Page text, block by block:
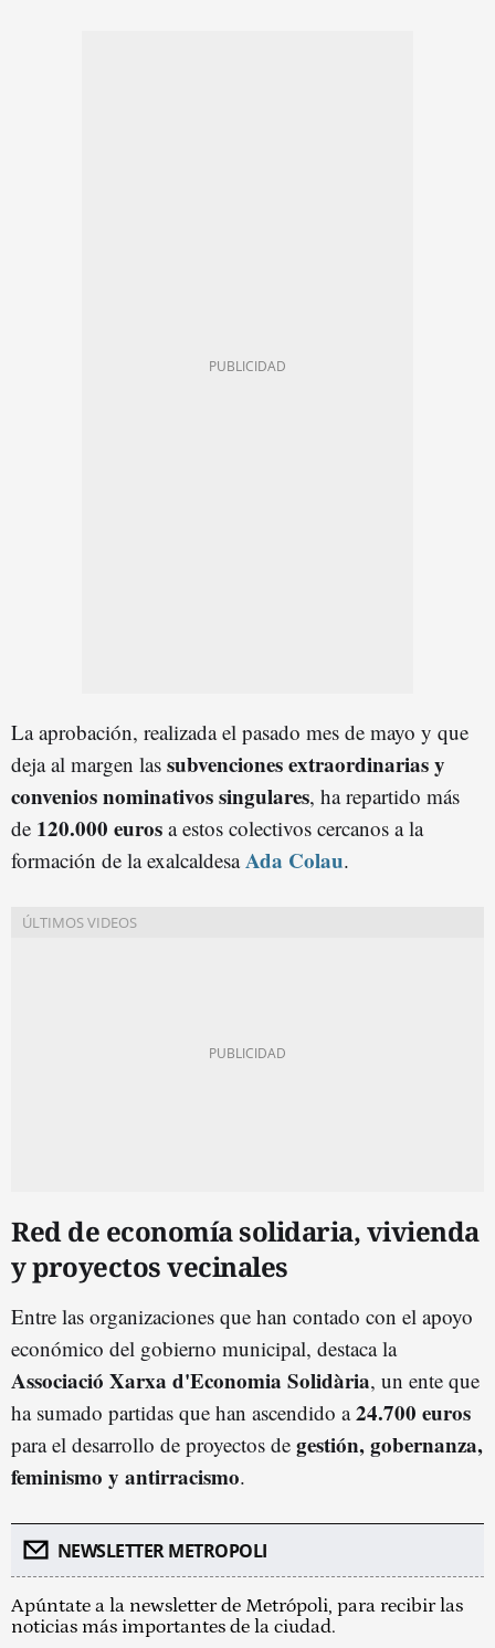
La aprobación, realizada el pasado mes de mayo y que
deja al margen las subvenciones extraordinarias y
convenios nominativos singulares, ha repartido más
de 120.000 euros a estos colectivos cercanos a la
formación de la exalcaldesaAda Colau.
Red de economía solidaria, vivienda
y proyectos vecinales
Entre las organizaciones que han contado con el apoyo
económico del gobierno municipal, destaca la
Associació Xarxa d'Economia Solidària, un ente que
ha sumado partidas que han ascendido a24.700 euros
para el desarrollo de proyectos de gestión, gobernanza,
feminismo y antirracismo.
NEWSLETTER METROPOLI
Apúntate a la newsletter de Metrópoli, para recibir las
noticias más importantes de la ciudad.